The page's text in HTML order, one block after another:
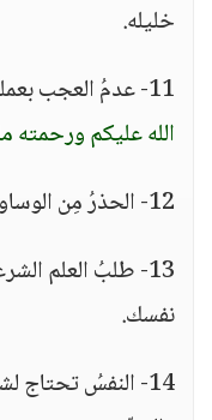
خليله.
11- عدمُ العجب بعملك الصالح، قال تعالى
الله عليكم ورحمته
12- الحذرُ مِن الوساوس والخواطر السيئة.
13- طلبُ العلم
نفسك.
14- النفسُ تحتاج